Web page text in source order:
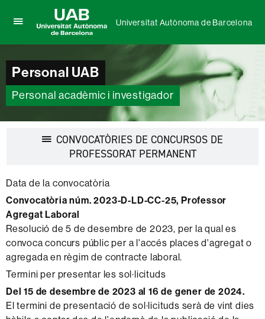
per
el
menú
de
Universitat
de
Barcelona
Autònoma
de
Barcelona
Universitat Autònoma de Barcelona
Personal UAB
Personal acadèmic i investigador
CONVOCATÒRIES DE CONCURSOS DE
PROFESSORAT PERMANENTDesplegar
Data de la convocatòria
Convocatòria núm. 2023-D-LD-CC-25, Professor
Agregat Laboral
Resolució de 5 de desembre de 2023, per la qual es
convoca concurs públic per a l'accés places d'agregat o
agregada en règim de contracte laboral.
Termini per presentar les sol·licituds
Del 15 de desembre de 2023 al 16 de gener de 2024.
El termini de presentació de sol·licituds serà de vint dies